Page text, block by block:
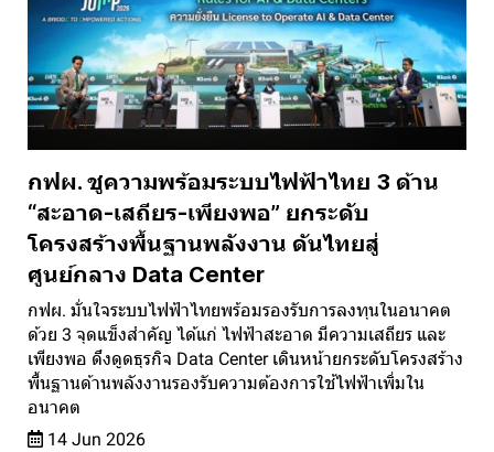
กฟผ. ชูความพร้อมระบบไฟฟ้าไทย 3 ด้าน
“สะอาด-เสถียร-เพียงพอ” ยกระดับ
โครงสร้างพื้นฐานพลังงาน ดันไทยสู่
ศูนย์กลาง Data Center
กฟผ. มั่นใจระบบไฟฟ้าไทยพร้อมรองรับการลงทุนในอนาคต
ด้วย 3 จุดแข็งสำคัญ ได้แก่ ไฟฟ้าสะอาด มีความเสถียร และ
เพียงพอ ดึงดูดธุรกิจ Data Center เดินหน้ายกระดับโครงสร้าง
พื้นฐานด้านพลังงานรองรับความต้องการใช้ไฟฟ้าเพิ่มใน
อนาคต
14 Jun 2026